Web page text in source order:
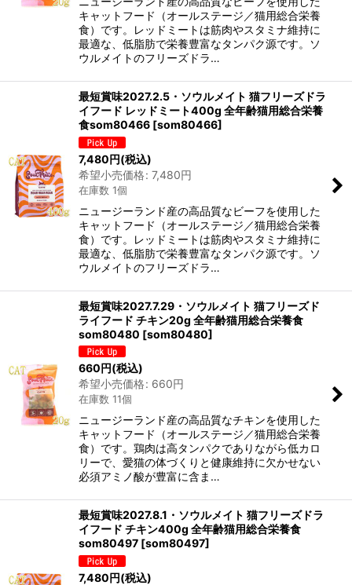
キャットフード（オールステージ／猫用総合栄養
食）です。レッドミートは筋肉やスタミナ維持に
最適な、低脂肪で栄養豊富なタンパク源です。ソ
ウルメイトのフリーズドラ…
最短賞味2027.2.5・ソウルメイト 猫フリーズドラ
イフード レッドミート400g 全年齢猫用総合栄養
食som80466 [som80466]
7,480円(税込)
希望小売価格: 7,480円
在庫数 1個
ニュージーランド産の高品質なビーフを使用した
キャットフード（オールステージ／猫用総合栄養
食）です。レッドミートは筋肉やスタミナ維持に
最適な、低脂肪で栄養豊富なタンパク源です。ソ
ウルメイトのフリーズドラ…
最短賞味2027.7.29・ソウルメイト 猫フリーズド
ライフード チキン20g 全年齢猫用総合栄養食
som80480 [som80480]
660円(税込)
希望小売価格: 660円
在庫数 11個
ニュージーランド産の高品質なチキンを使用した
キャットフード（オールステージ／猫用総合栄養
食）です。鶏肉は高タンパクでありながら低カロ
リーで、愛猫の体づくりと健康維持に欠かせない
必須アミノ酸が豊富に含ま…
最短賞味2027.8.1・ソウルメイト 猫フリーズドラ
イフード チキン400g 全年齢猫用総合栄養食
som80497 [som80497]
7,480円(税込)